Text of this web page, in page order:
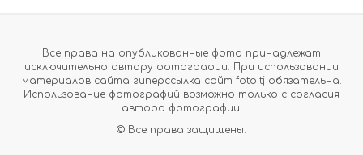
Все права на опубликованные фото принадлежат
исключительно автору фотографии. При использовании
материалов сайта гиперссылка сайт foto.tj обязательна.
Использование фотографий возможно только с согласия
автора фотографии.
© Все права защищены.